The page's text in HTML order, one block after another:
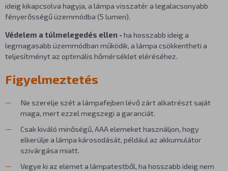
ideig kikapcsolva hagyja, a lámpa visszatér a legalacsonyabb
fényerősségű üzemmódba (5 lumen).
Védelem a túlmelegedés ellen - ha hosszabb ideig a
legmagasabb üzemmódban működik, a lámpa csökkentheti a
teljesítményt az optimális hőmérséklet eléréséhez.
Figyelmeztetés
Ne szerelje szét a lámpafejben lévő zárt alkatrészt saját
maga, mert ezzel megszegi a garanciát.
Csak kiváló minőségű, AAA elemeket használjon, hogy
elkerülje a lámpa károsodását, például az akkumulátor
szivárgása miatt.
Vegye ki az elemet a lámpatestből, ha hosszabb ideig nem